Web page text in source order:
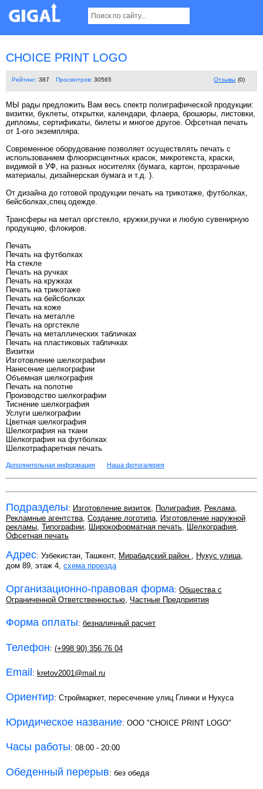
CHOICE PRINT LOGO
Рейтинг: 387 Просмотров: 30565 Отзывы (0)
МЫ рады предложить Вам весь спектр полиграфической продукции:
визитки, буклеты, открытки, календари, флаера, брошюры, листовки,
дипломы, сертификаты, билеты и многое другое. Офсетная печать
от 1-ого экземпляра.
Современное оборудование позволяет осуществлять печать с
использованием флюорисцентных красок, микротекста, краски,
видимой в УФ, на разных носителях (бумага, картон, прозрачные
материалы, дизайнерская бумага и т.д. ).
От дизайна до готовой продукции печать на трикотаже, футболках,
бейсболках,спец.одежде.
Трансферы на метал оргстекло, кружки,ручки и любую сувенирную
продукцию, флокиров.
Печать
Печать на футболках
На стекле
Печать на ручках
Печать на кружках
Печать на трикотаже
Печать на бейсболках
Печать на коже
Печать на металле
Печать на оргстекле
Печать на металлических табличках
Печать на пластиковых табличках
Визитки
Изготовление шелкографии
Нанесение шелкографии
Объемная шелкография
Печать на полотне
Производство шелкографии
Тиснение шелкография
Услуги шелкографии
Цветная шелкография
Шелкография на ткани
Шелкография на футболках
Шелкотрафаретная печать
Дополнительная информация Наша фотогалерея
Подразделы: Изготовление визиток, Полиграфия, Реклама,
Рекламные агентства, Создание логотипа, Изготовление наружной
рекламы, Типографии, Широкоформатная печать, Шелкография,
Офсетная печать
Адрес: Узбекистан, Ташкент, Мирабадский район , Нукус улица,
дом 89, этаж 4, схема проезда
Организационно-правовая форма: Общества с
Ограниченной Ответственностью Частные Предприятия
Форма оплаты: безналичный расчет
Телефон: (+998 90) 356 76 04
Email : kretov2001@mail.ru
Ориентир: Строймаркет, пересечение улиц Глинки и Нукуса
Юридическое название: OOO "CHOICE PRINT LOGO"
Часы работы: 08:00 - 20:00
Обеденный перерыв: без обеда